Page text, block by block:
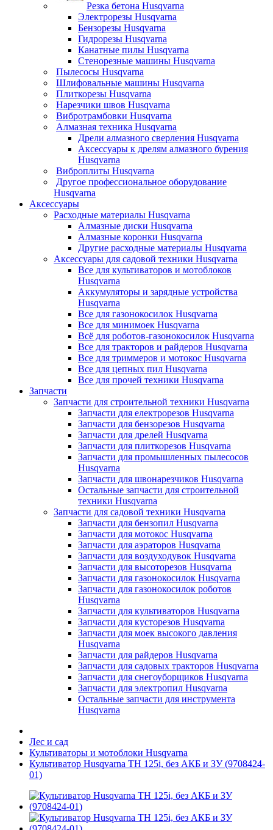
Резка бетона Husqvarna
Электрорезы Husqvarna
Бензорезы Husqvarna
Гидрорезы Husqvarna
Канатные пилы Husqvarna
Стенорезные машины Husqvarna
Пылесосы Husqvarna
Шлифовальные машины Husqvarna
Плиткорезы Husqvarna
Нарезчики швов Husqvarna
Вибротрамбовки Husqvarna
Алмазная техника Husqvarna
Дрели алмазного сверления Husqvarna
Аксессуары к дрелям алмазного бурения
Husqvarna
Виброплиты Husqvarna
Другое профессиональное оборудование
Husqvarna
Аксессуары
Расходные материалы Husqvarna
Алмазные диски Husqvarna
Алмазные коронки Husqvarna
Другие расходные материалы Husqvarna
Аксессуары для садовой техники Husqvarna
Все для культиваторов и мотоблоков
Husqvarna
Аккумуляторы и зарядные устройства
Husqvarna
Все для газонокосилок Husqvarna
Все для минимоек Husqvarna
Всё для роботов-газонокосилок Husqvarna
Все для тракторов и райдеров Husqvarna
Все для триммеров и мотокос Husqvarna
Все для цепных пил Husqvarna
Все для прочей техники Husqvarna
Запчасти
Запчасти для строительной техники Husqvarna
Запчасти для електрорезов Husqvarna
Запчасти для бензорезов Husqvarna
Запчасти для дрелей Husqvarna
Запчасти для плиткорезов Husqvarna
Запчасти для промышленных пылесосов
Husqvarna
Запчасти для швонарезчиков Husqvarna
Остальные запчасти для строительной
техники Husqvarna
Запчасти для садовой техники Husqvarna
Запчасти для бензопил Husqvarna
Запчасти для мотокос Husqvarna
Запчасти для аэраторов Husqvarna
Запчасти для воздуходувок Husqvarna
Запчасти для высоторезов Husqvarna
Запчасти для газонокосилок Husqvarna
Запчасти для газонокосилок роботов
Husqvarna
Запчасти для культиваторов Husqvarna
Запчасти для кусторезов Husqvarna
Запчасти для моек высокого давления
Husqvarna
Запчасти для райдеров Husqvarna
Запчасти для садовых тракторов Husqvarna
Запчасти для снегоуборщиков Husqvarna
Запчасти для электропил Husqvarna
Остальные запчасти для инструмента
Husqvarna
Лес и сад
Культиваторы и мотоблоки Husqvarna
Культиватор Husqvarna TH 125i, без АКБ и ЗУ (9708424-
01)